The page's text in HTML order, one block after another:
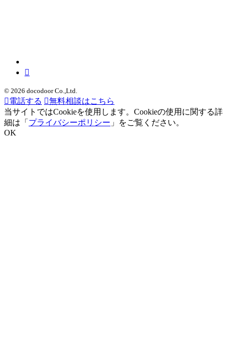
© 2026 docodoor Co.,Ltd.
電話する
無料相談はこちら
当サイトではCookieを使用します。Cookieの使用に関する詳
細は「 プライバシーポリシー 」をご覧ください。
OK